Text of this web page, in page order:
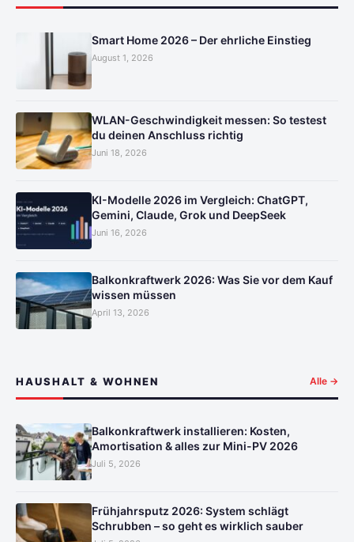
Smart Home 2026 – Der ehrliche Einstieg
August 1, 2026
WLAN-Geschwindigkeit messen: So testest
du deinen Anschluss richtig
Juni 18, 2026
KI-Modelle 2026 im Vergleich: ChatGPT,
Gemini, Claude, Grok und DeepSeek
Juni 16, 2026
Balkonkraftwerk 2026: Was Sie vor dem Kauf
wissen müssen
April 13, 2026
HAUSHALT & WOHNEN Alle →
Balkonkraftwerk installieren: Kosten,
Amortisation & alles zur Mini-PV 2026
Juli 5, 2026
Frühjahrsputz 2026: System schlägt
Schrubben – so geht es wirklich sauber